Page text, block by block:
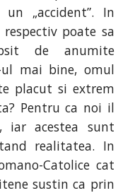
„accident”. In
poate sa
de anumite
mai bine, omul
placut si extrem
Pentru ca noi il
iar acestea sunt
realitatea. In
Catolice cat
sustin ca prin